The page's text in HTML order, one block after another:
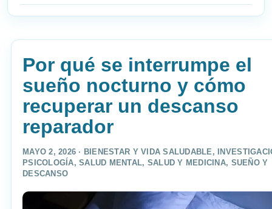
Por qué se interrumpe el
sueño nocturno y cómo
recuperar un descanso
reparador
MAYO 2, 2026 · BIENESTAR Y VIDA SALUDABLE,
PSICOLOGÍA,SALUD MENTAL, SALUD Y MEDICINA, SUEÑO Y
DESCANSO